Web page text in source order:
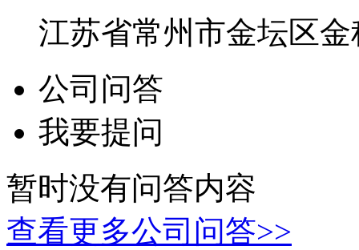
江苏省常州市金坛区
公司问答
我要提问
暂时没有问答内容
查看更多公司问答>>